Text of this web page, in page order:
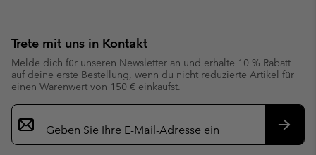
Trete mit uns in Kontakt
Melde dich für unseren Newsletter an und erhalte 10 % Rabatt
auf deine erste Bestellung, wenn du nicht reduzierte Artikel für
einen Warenwert von 150 € einkaufst.
Newsletter-
Anmeldung